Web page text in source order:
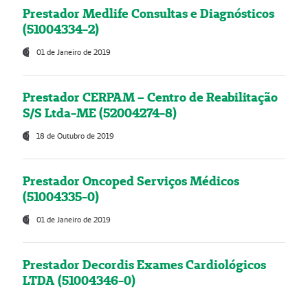
Prestador Medlife Consultas e Diagnósticos
(51004334-2)
01 de Janeiro de 2019
Prestador CERPAM – Centro de Reabilitação
S/S Ltda-ME (52004274-8)
18 de Outubro de 2019
Prestador Oncoped Serviços Médicos
(51004335-0)
01 de Janeiro de 2019
Prestador Decordis Exames Cardiológicos
LTDA (51004346-0)